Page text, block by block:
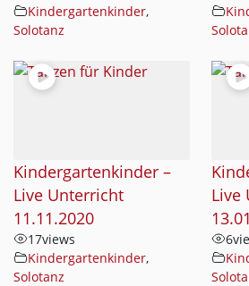
Kindergartenkinder,
Solotanz
Kindergartenkinder –
Live Unterricht
11.11.2020
17views
Kindergartenkinder,
Solotanz
Live
6